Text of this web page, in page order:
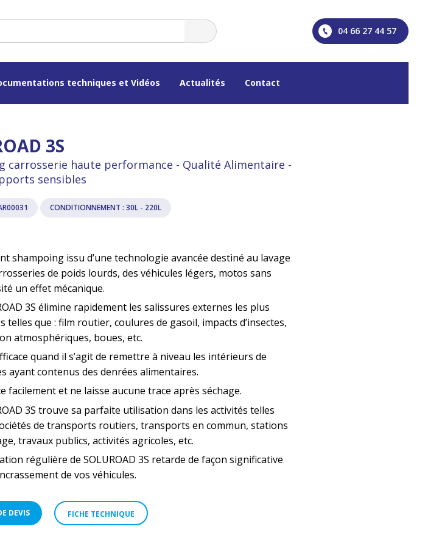
04 66 27 44 57
techniques et Vidéos Actualités Contact
3S
carrosserie haute performance - Qualité Alimentaire -
sensibles
CONDITIONNEMENT : 30L - 220L
shampoing issu d’une technologie avancée destiné au lavage
de poids lourds, des véhicules légers, motos sans
un effet mécanique.
3S élimine rapidement les salissures externes les plus
telles que : film routier, coulures de gasoil, impacts d’insectes,
atmosphériques, boues, etc.
quand il s’agit de remettre à niveau les intérieurs de
ayant contenus des denrées alimentaires.
facilement et ne laisse aucune trace après séchage.
3S trouve sa parfaite utilisation dans les activités telles
de transports routiers, transports en commun, stations
travaux publics, activités agricoles, etc.
régulière de SOLUROAD 3S retarde de façon significative
de vos véhicules.
DEVIS FICHE TECHNIQUE